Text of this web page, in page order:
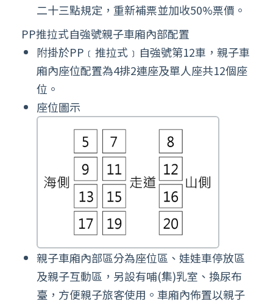
二十三點規定，重新補票並加收50%票價。
PP推拉式自強號親子車廂內部配置
附掛於PP﹝推拉式﹞自強號第12車，親子車
廂內座位配置為4排2連座及單人座共12個座
位。
座位圖示
親子車廂內部區分為座位區、娃娃車停放區
及親子互動區，另設有哺(集)乳室、換尿布
臺，方便親子旅客使用。車廂內佈置以親子